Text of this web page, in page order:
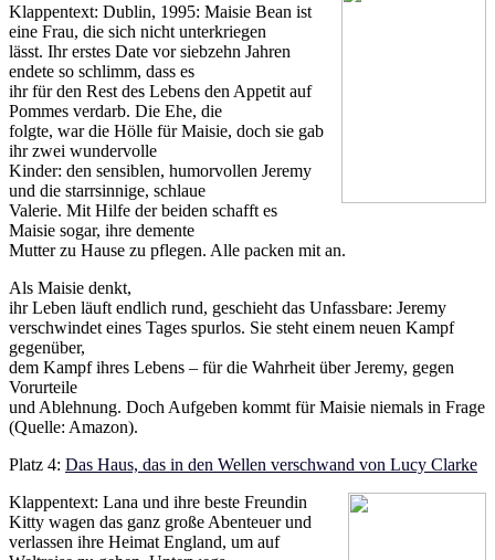
Klappentext: Dublin, 1995: Maisie Bean ist
eine Frau, die sich nicht unterkriegen
lässt. Ihr erstes Date vor siebzehn Jahren
endete so schlimm, dass es
ihr für den Rest des Lebens den Appetit auf
Pommes verdarb. Die Ehe, die
folgte, war die Hölle für Maisie, doch sie gab
ihr zwei wundervolle
Kinder: den sensiblen, humorvollen Jeremy
und die starrsinnige, schlaue
Valerie. Mit Hilfe der beiden schafft es
Maisie sogar, ihre demente
Mutter zu Hause zu pflegen. Alle packen mit an.
Als Maisie denkt,
ihr Leben läuft endlich rund, geschieht das Unfassbare: Jeremy
verschwindet eines Tages spurlos. Sie steht einem neuen Kampf
gegenüber,
dem Kampf ihres Lebens – für die Wahrheit über Jeremy, gegen
Vorurteile
und Ablehnung. Doch Aufgeben kommt für Maisie niemals in Frage
(Quelle: Amazon).
Platz 4: Das Haus, das in den Wellen verschwand von Lucy Clarke
Klappentext: Lana und ihre beste Freundin
Kitty wagen das ganz große Abenteuer und
verlassen ihre Heimat England, um auf